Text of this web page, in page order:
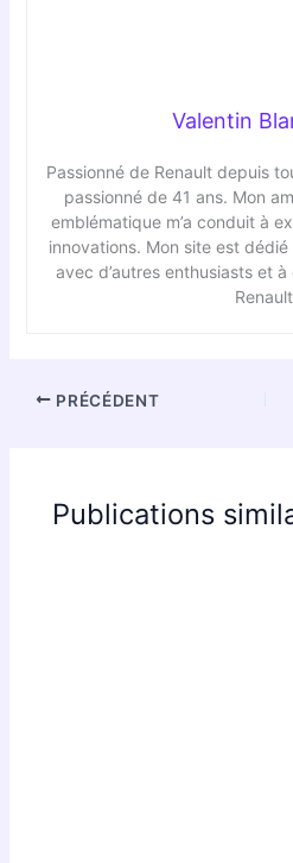
Valentin
Passionné de Renault depuis
passionné de 41 ans. Mon
emblématique m’a conduit à
innovations. Mon site est
avec d’autres enthusiasts et
PRÉCÉDENT
Publications